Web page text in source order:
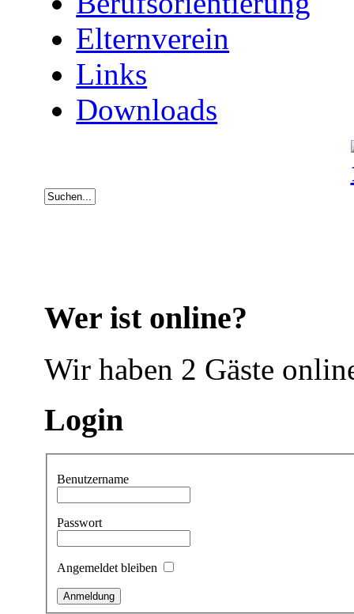
Elternverein
Links
Downloads
Wer ist online?
Wir haben 2 Gäste
Login
Benutzername
Passwort
Angemeldet bleiben